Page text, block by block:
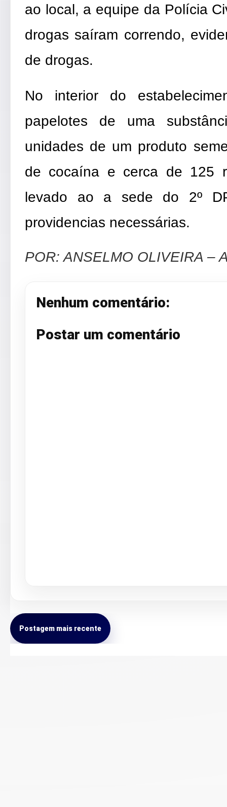
ao local, a equipe da Polícia
drogas saíram correndo,
de drogas.
No interior do
papelotes de uma
unidades de um produto
de cocaína e cerca de 125
levado ao a sede do 2º
providencias necessárias.
POR: ANSELMO OLIVEIRA –
Nenhum comentário:
Postar um comentário
Postagem mais recente